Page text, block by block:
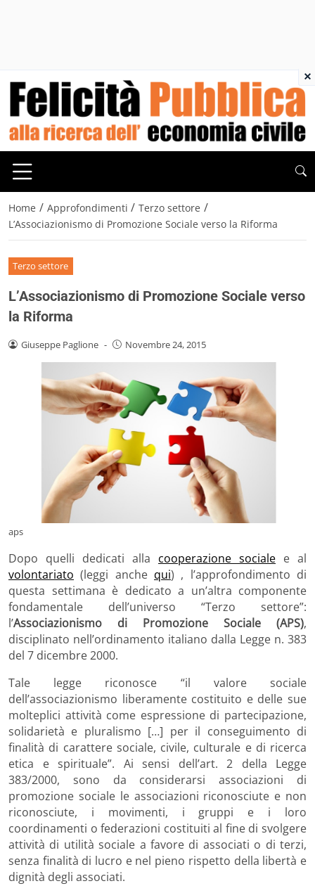
Home / Approfondimenti / Terzo settore /
L’Associazionismo di Promozione Sociale verso la Riforma
Terzo settore
L’Associazionismo di Promozione Sociale verso
la Riforma
Giuseppe Paglione - Novembre 24, 2015
aps
Dopo quelli dedicati alla cooperazione sociale e al
volontariato (leggi anche qui) , l’approfondimento di
questa settimana è dedicato a un’altra componente
fondamentale dell’universo “Terzo settore”:
l’Associazionismo di Promozione Sociale (APS),
disciplinato nell’ordinamento italiano dalla Legge n. 383
del 7 dicembre 2000.
Tale legge riconosce “il valore sociale
dell’associazionismo liberamente costituito e delle sue
molteplici attività come espressione di partecipazione,
solidarietà e pluralismo […] per il conseguimento di
finalità di carattere sociale, civile, culturale e di ricerca
etica e spirituale”. Ai sensi dell’art. 2 della Legge
383/2000, sono da considerarsi associazioni di
promozione sociale le associazioni riconosciute e non
riconosciute, i movimenti, i gruppi e i loro
coordinamenti o federazioni costituiti al fine di svolgere
attività di utilità sociale a favore di associati o di terzi,
senza finalità di lucro e nel pieno rispetto della libertà e
dignità degli associati.
×